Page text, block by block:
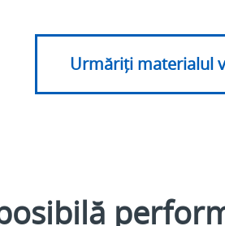
Urmăriți materialul